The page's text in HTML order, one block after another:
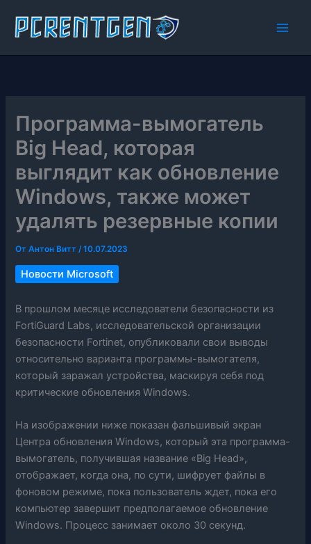
содержимому
Программа-вымогатель
Big Head, которая
выглядит как обновление
Windows, также может
удалять резервные копии
ОтАнтон Витт/10.07.2023
Новости Microsoft
В прошлом месяце исследователи безопасности из
FortiGuard Labs, исследовательской организации
безопасности Fortinet, опубликовали свои выводы
относительно варианта программы-вымогателя,
который заражал устройства, маскируя себя под
критические обновления Windows.
На изображении ниже показан фальшивый экран
Центра обновления Windows, который эта программа-
вымогатель, получившая название «Big Head»,
отображает, когда она, по сути, шифрует файлы в
фоновом режиме, пока пользователь ждет, пока его
компьютер завершит предполагаемое обновление
Windows. Процесс занимает около 30 секунд.